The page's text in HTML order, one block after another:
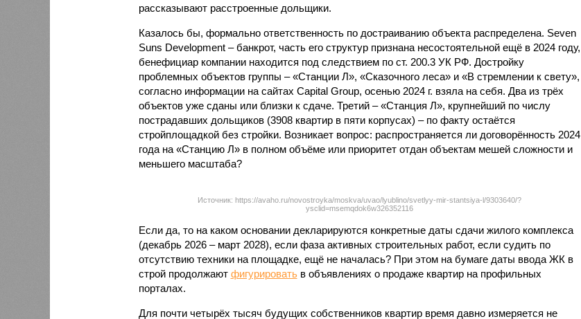
рассказывают расстроенные дольщики.
Казалось бы, формально ответственность по достраиванию объекта распределена. Seven
Suns Development – банкрот, часть его структур признана несостоятельной ещё в 2024 году,
бенефициар компании находится под следствием по ст. 200.3 УК РФ. Достройку
проблемных объектов группы – «Станции Л», «Сказочного леса» и «В стремлении к свету»,
согласно информации на сайтах Capital Group, осенью 2024 г. взяла на себя. Два из трёх
объектов уже сданы или близки к сдаче. Третий – «Станция Л», крупнейший по числу
пострадавших дольщиков (3908 квартир в пяти корпусах) – по факту остаётся
стройплощадкой без стройки. Возникает вопрос: распространяется ли договорённость 2024
года на «Станцию Л» в полном объёме или приоритет отдан объектам мешей сложности и
меньшего масштаба?
Источник: https://avaho.ru/novostroyka/moskva/uvao/lyublino/svetlyy-mir-stantsiya-l/9303640/?
ysclid=msemqdok6w326352116
Если да, то на каком основании декларируются конкретные даты сдачи жилого комплекса
(декабрь 2026 – март 2028), если фаза активных строительных работ, если судить по
отсутствию техники на площадке, ещё не началась? При этом на бумаге даты ввода ЖК в
строй продолжают фигурироватьв объявлениях о продаже квартир на профильных
порталах.
Для почти четырёх тысяч будущих собственников квартир время давно измеряется не